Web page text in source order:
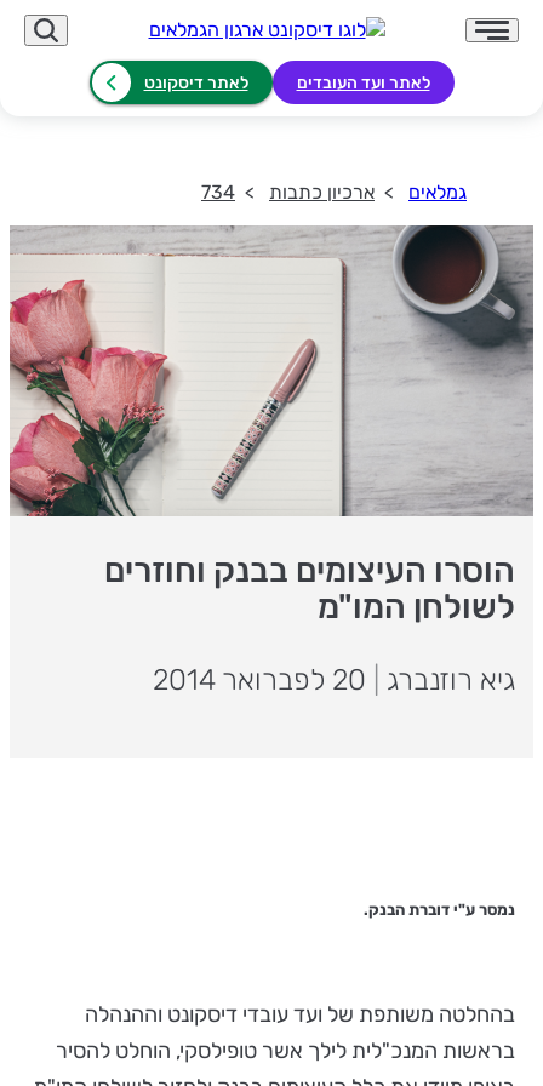
לאתר ועד העובדים לאתר דיסקונט
גמלאים ארכיון כתבות 734
הוסרו העיצומים בבנק וחוזרים
לשולחן המו"מ
גיא רוזנברג
נמסר ע"י דוברת הבנק.
בהחלטה משותפת של ועד עובדי דיסקונט וההנהלה
בראשות המנכ"לית לילך אשר טופילסקי, הוחלט להסיר